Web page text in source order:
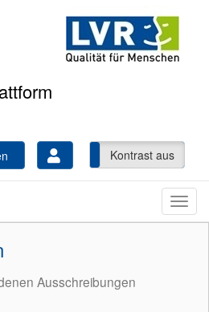
Kontrast ein Kontrast aus
Ausschreibungen